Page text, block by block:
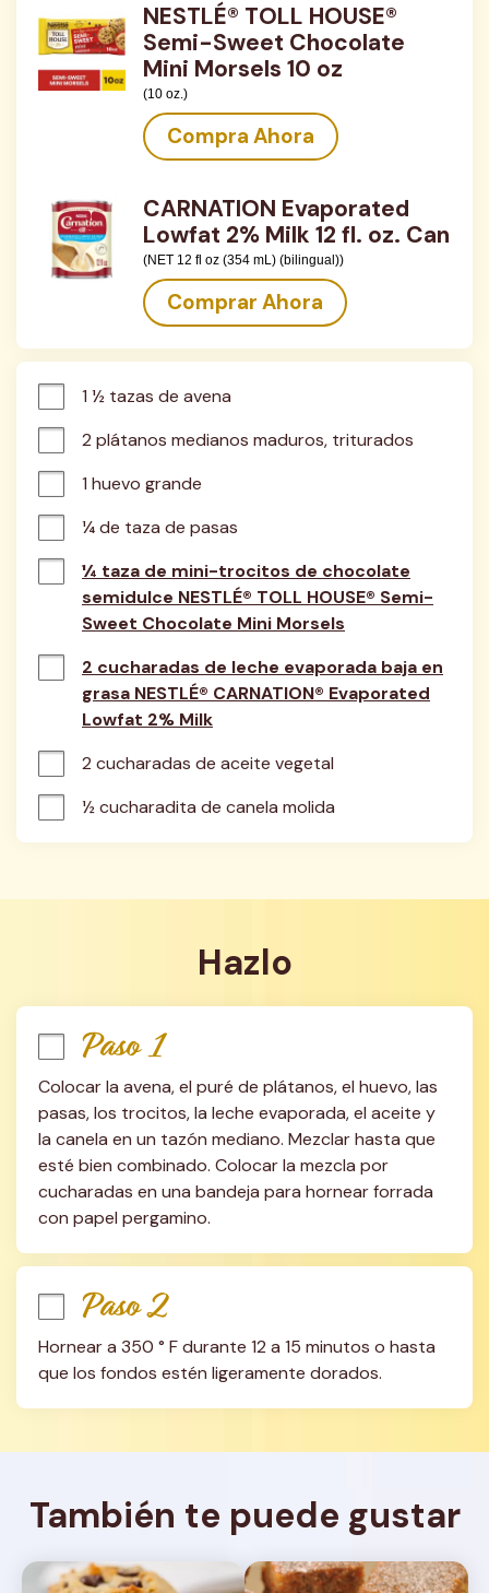
NESTLÉ® TOLL HOUSE®
Semi-Sweet Chocolate
Mini Morsels 10 oz
(10 oz.)
Compra Ahora
CARNATION Evaporated
Lowfat 2% Milk 12 fl. oz. Can
(NET 12 fl oz (354 mL) (bilingual))
Comprar Ahora
1 ½ tazas de avena
2 plátanos medianos maduros, triturados
1 huevo grande
¼ de taza de pasas
¼ taza de mini-trocitos de chocolate
semidulce NESTLÉ® TOLL HOUSE® Semi-
Sweet Chocolate Mini Morsels
2 cucharadas de leche evaporada baja en
grasa NESTLÉ® CARNATION® Evaporated
Lowfat 2% Milk
2 cucharadas de aceite vegetal
½ cucharadita de canela molida
Hazlo
Paso 1
Colocar la avena, el puré de plátanos, el huevo, las
pasas, los trocitos, la leche evaporada, el aceite y
la canela en un tazón mediano. Mezclar hasta que
esté bien combinado. Colocar la mezcla por
cucharadas en una bandeja para hornear forrada
con papel pergamino.
Paso 2
Hornear a 350 ° F durante 12 a 15 minutos o hasta
que los fondos estén ligeramente dorados.
También te puede gustar